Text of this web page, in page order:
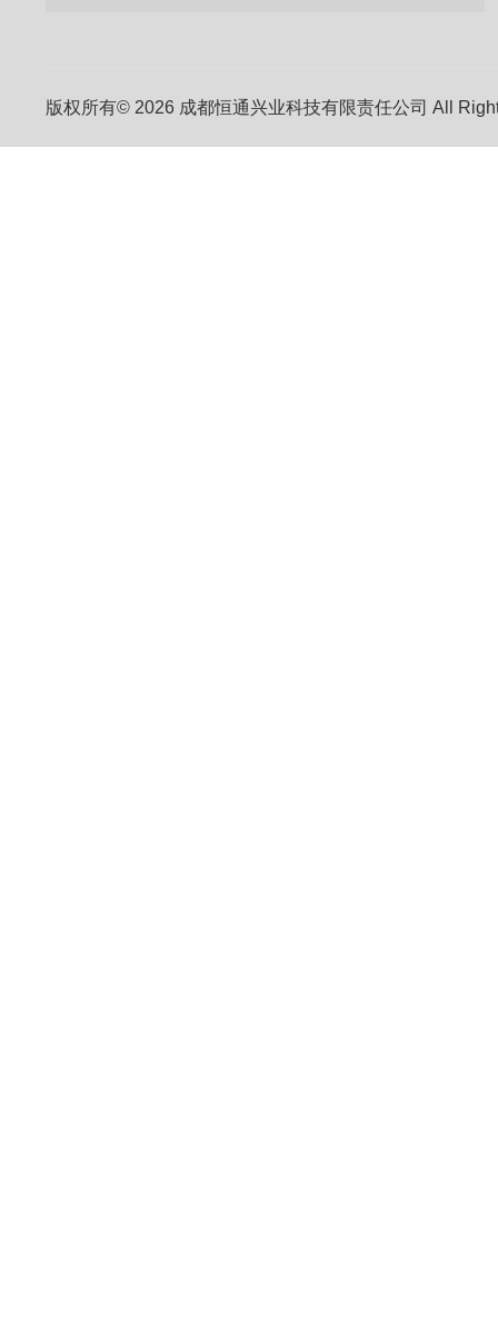
版权所有© 2026 成都恒通兴业科技有限责任公司 All